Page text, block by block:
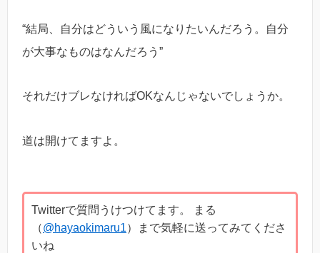
“結局、自分はどういう風になりたいんだろう。自分
が大事なものはなんだろう”
それだけブレなければOKなんじゃないでしょうか。
道は開けてますよ。
Twitterで質問うけつけてます。 まる
（@hayaokimaru1）まで気軽に送ってみてくださ
いね